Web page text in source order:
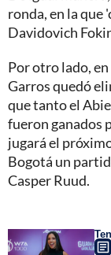
ronda, en la que
Davidovich
Por otro lado,
Garros quedó
que tanto el
fueron ganados
jugará el
Bogotá un
Casper Ruud.